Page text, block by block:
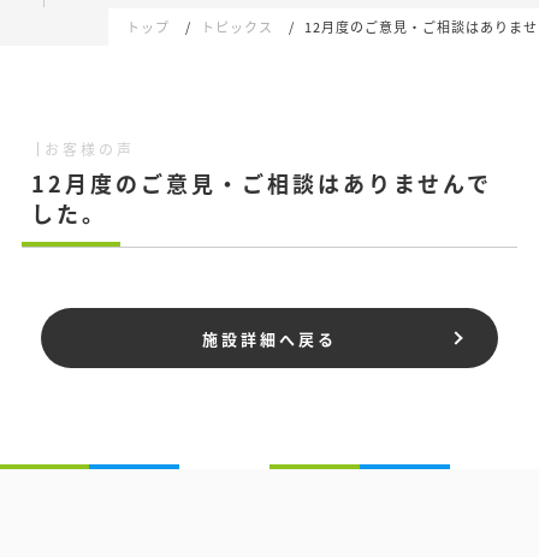
トップ トピックス 12月度のご意見・ご相談はありま
お客様の声
12月度のご意見・ご相談はありませんで
した。
施設詳細へ戻る